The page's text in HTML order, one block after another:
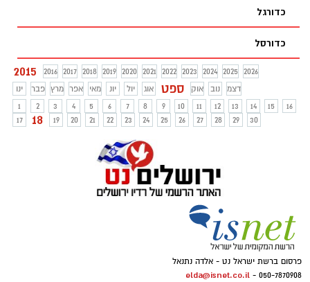
כדורגל
כדורסל
2015 2016 2017 2018 2019 2020 2021 2022 2023 2024 2025
2026
ינו
פבר מרץ אפר מאי יונ יול אוג ספט אוק נוב
דצמ
1
2 3 4 5 6 7 8 9 10 11 12 13 14 15
16
17
18 19 20 21 22 23 24 25 26 27 28 29 30
פרסום ברשת ישראל נט - אלדה נתנאל
050-7870908 -
elda@isnet.co.il